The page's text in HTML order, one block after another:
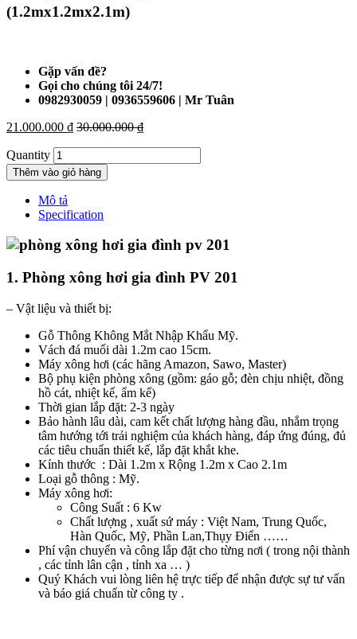
(1.2mx1.2mx2.1m)
Gặp vấn đề?
Gọi cho chúng tôi 24/7!
0982930059 | 0936559606 | Mr Tuân
21.000.000 ₫ 30.000.000₫
Quantity
Thêm vào giỏ hàng
Mô tả
Specification
1. Phòng xông hơi gia đình PV 201
– Vật liệu và thiết bị:
Gỗ Thông Không Mắt Nhập Khẩu Mỹ.
Vách đá muối dài 1.2m cao 15cm.
Máy xông hơi (các hãng Amazon, Sawo, Master)
Bộ phụ kiện phòng xông (gồm: gáo gỗ; đèn chịu nhiệt, đồng
hồ cát, nhiệt kế, ẩm kế)
Thời gian lắp đặt: 2-3 ngày
Bảo hành lâu dài, cam kết chất lượng hàng đầu, nhắm trọng
tâm hướng tới trải nghiệm của khách hàng, đáp ứng đúng, đủ
các tiêu chuẩn thiết kế, lắp đặt khắt khe.
Kính thước : Dài 1.2m x Rộng 1.2m x Cao 2.1m
Loại gỗ thông : Mỹ.
Máy xông hơi:
Công Suất : 6 Kw
Chất lượng , xuất sứ máy : Việt Nam, Trung Quốc,
Hàn Quốc, Mỹ, Phần Lan,Thụy Điển ……
Phí vận chuyển và công lắp đặt cho từng nơi ( trong nội thành
, các tỉnh lân cận , tỉnh xa … )
Quý Khách vui lòng liên hệ trực tiếp để nhận được sự tư vấn
và báo giá chuẩn từ công ty .